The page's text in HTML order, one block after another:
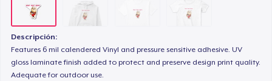
Descripción:
Features 6 mil calendered Vinyl and pressure sensitive adhesive. UV
gloss laminate finish added to protect and preserve design print quality.
Adequate for outdoor use.